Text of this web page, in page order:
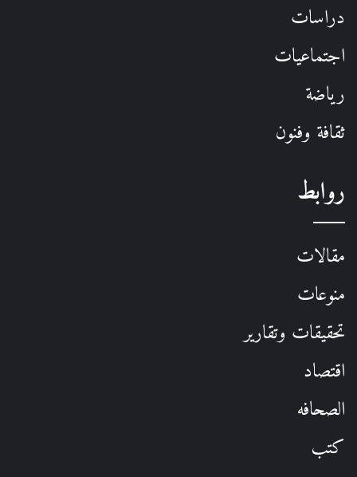
دراسات
اجتماعيات
رياضة
ثقافة وفنون
روابط
مقالات
منوعات
تحقيقات وتقارير
اقتصاد
الصحافه
كتب